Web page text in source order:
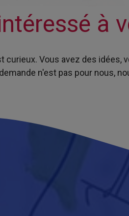
à
curieux. Vous avez des
n'est pas pour nous,